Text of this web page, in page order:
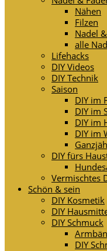
Nähen
Filzen
Nadel
alle
Lifehacks
DIY Videos
DIY Technik
Saison
DIY im
DIY im
DIY im
DIY im
DIY fürs
Vermischtes
Schön & sein
DIY Kosmetik
DIY
DIY Schmuck
DIY